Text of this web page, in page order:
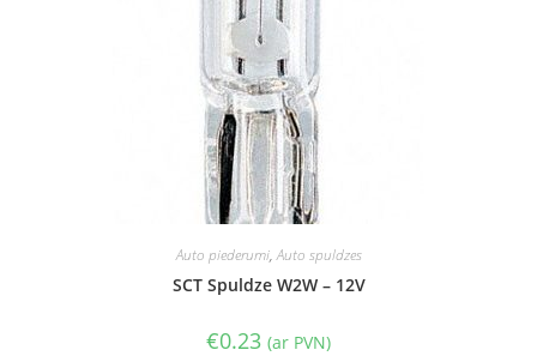
Auto piederumi,Auto spuldzes
SCT Spuldze W2W – 12V
€0.23 (ar PVN)